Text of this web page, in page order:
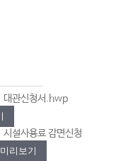
대관신청서.hwp
설사용료 감면신청
미리보기